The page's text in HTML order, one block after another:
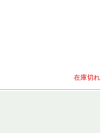
在庫切れ